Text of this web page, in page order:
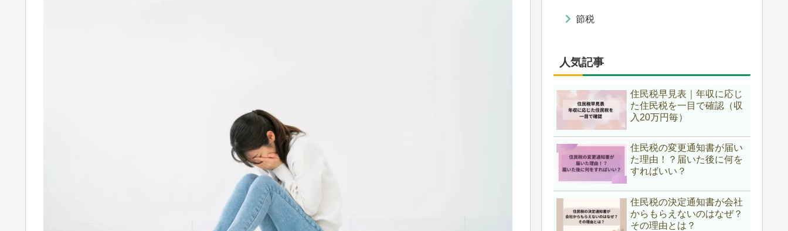
節税
人気記事
住民税早見表｜年収に応じ
た住民税を一目で確認（収
入20万円毎）
住民税の変更通知書が届い
た理由！？届いた後に何を
すればいい？
住民税の決定通知書が会社
からもらえないのはなぜ？
その理由とは？